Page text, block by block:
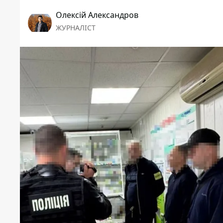
Олексій Александров
ЖУРНАЛІСТ